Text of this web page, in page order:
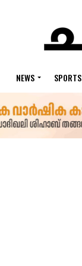
NEWS SPORTS